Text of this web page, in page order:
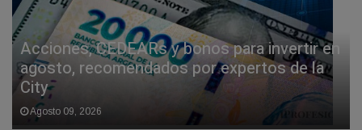
Acciones, CEDEARs y bonos para invertir en
agosto, recomendados por expertos de la
City
Agosto 09, 2026